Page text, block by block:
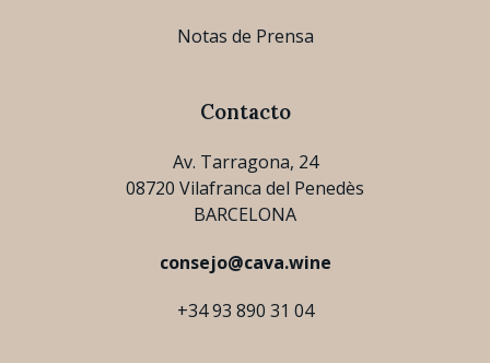
Notas de Prensa
Contacto
Av. Tarragona, 24
08720 Vilafranca del Penedès
BARCELONA
consejo@cava.wine
+34 93 890 31 04